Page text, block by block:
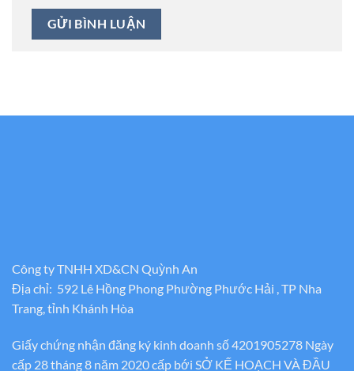
Công ty TNHH XD&CN Quỳnh An
Địa chỉ: 592 Lê Hồng Phong Phường Phước Hải , TP Nha
Trang, tỉnh Khánh Hòa
Giấy chứng nhận đăng ký kinh doanh số 4201905278 Ngày
cấp 28 tháng 8 năm 2020 cấp bới SỞ KẾ HOẠCH VÀ ĐẦU